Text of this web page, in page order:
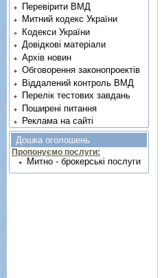
Перевірити ВМД
Митний кодекс України
Кодекси України
Довідкові матеріали
Архів новин
Обговорення законопроектів
Віддалений контроль ВМД
Перелік тестових завдань
Поширені питання
Реклама на сайті
Дошка оголошень
Пропонуємо послуги:
Митно - брокерські послуги